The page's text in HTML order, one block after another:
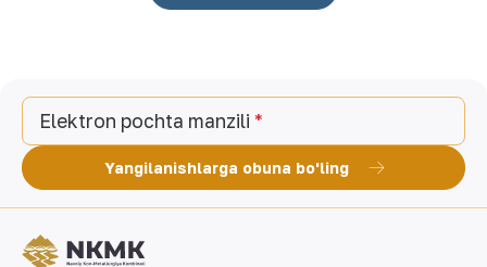
Elektron pochta manzili
Yangilanishlarga obuna bo'ling